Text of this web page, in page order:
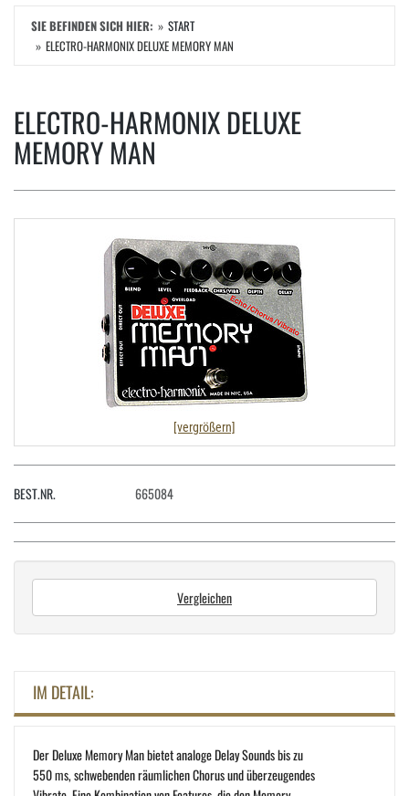
SIE BEFINDEN SICH HIER:
START
ELECTRO-HARMONIX DELUXE MEMORY MAN
ELECTRO-HARMONIX DELUXE
MEMORY MAN
[vergrößern]
BEST.NR. 665084
Vergleichen
IM DETAIL:
Der Deluxe Memory Man bietet analoge Delay Sounds bis zu
550 ms, schwebenden räumlichen Chorus und überzeugendes